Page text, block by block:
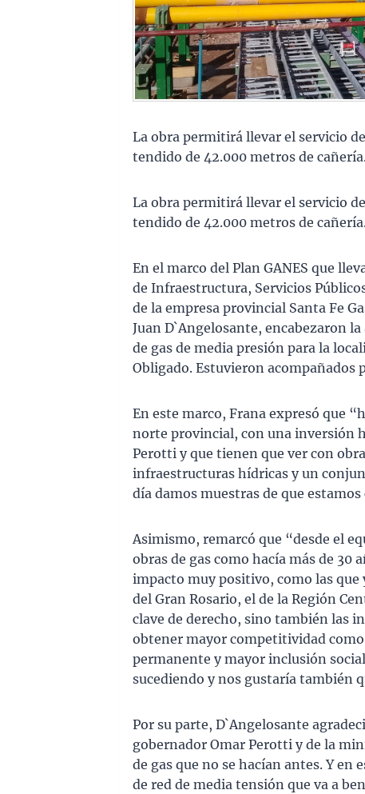
La obra permitirá llevar el servicio
tendido de 42.000 metros de
La obra permitirá llevar el servicio
tendido de 42.000 metros de
En el marco del Plan GANES que
de Infraestructura, Servicios
de la empresa provincial Santa Fe
Juan D`Angelosante, encabezaron
de gas de media presión para la
Obligado. Estuvieron acompañados
En este marco, Frana expresó que
norte provincial, con una inversión
Perotti y que tienen que ver con
infraestructuras hídricas y un
día damos muestras de que
Asimismo, remarcó que “desde el
obras de gas como hacía más de 30
impacto muy positivo, como las que
del Gran Rosario, el de la Región
clave de derecho, sino también las
obtener mayor competitividad
permanente y mayor inclusión
sucediendo y nos gustaría también
Por su parte, D`Angelosante
gobernador Omar Perotti y de la
de gas que no se hacían antes. Y
de red de media tensión que va a